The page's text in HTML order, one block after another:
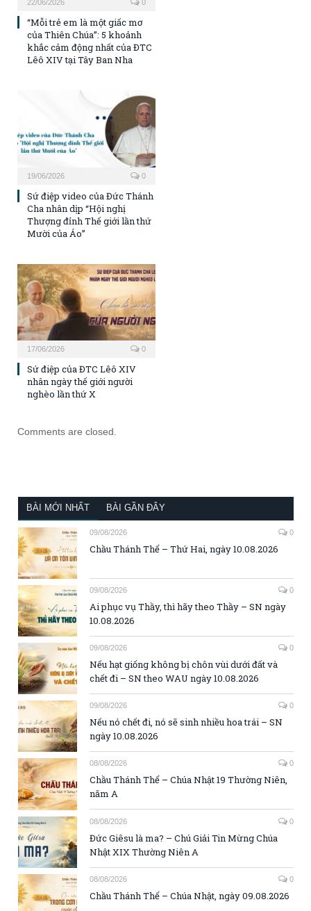
22/06/2026 0
“Mỗi trẻ em là một giấc mơ
của Thiên Chúa”: 5 khoảnh
khắc cảm động nhất của ĐTC
Lêô XIV tại Tây Ban Nha
19/06/2026 0
Sứ điệp video của Đức Thánh
Cha nhân dịp “Hội nghị
Thượng đỉnh Thế giới lần thứ
Mười của Áo”
17/06/2026 0
Sứ điệp của ĐTC Lêô XIV
nhân ngày thế giới người
nghèo lần thứ X
Comments are closed.
BÀI MỚI NHẤT BÀI GẦN ĐÂY
09/08/2026 0
Chầu Thánh Thể – Thứ Hai, ngày 10.08.2026
09/08/2026 0
Ai phục vụ Thầy, thì hãy theo Thầy – SN ngày
10.08.2026
09/08/2026 0
Nếu hạt giống không bị chôn vùi dưới đất và
chết đi – SN theo WAU ngày 10.08.2026
09/08/2026 0
Nếu nó chết đi, nó sẽ sinh nhiều hoa trái – SN
ngày 10.08.2026
08/08/2026 0
Chầu Thánh Thể – Chúa Nhật 19 Thường Niên,
năm A
08/08/2026 0
Đức Giêsu là ma? – Chú Giải Tin Mừng Chúa
Nhật XIX Thường Niên A
08/08/2026 0
Chầu Thánh Thể – Chúa Nhật, ngày 09.08.2026